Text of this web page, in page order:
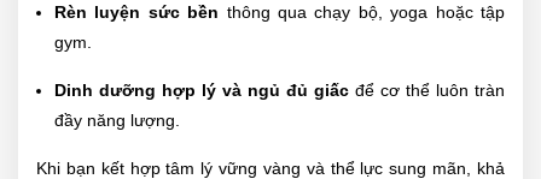
Rèn luyện sức bền thông qua chạy bộ, yoga hoặc tập
gym.
Dinh dưỡng hợp lý và ngủ đủ giấc để cơ thể luôn tràn
đầy năng lượng.
Khi bạn kết hợp tâm lý vững vàng và thể lực sung mãn, khả